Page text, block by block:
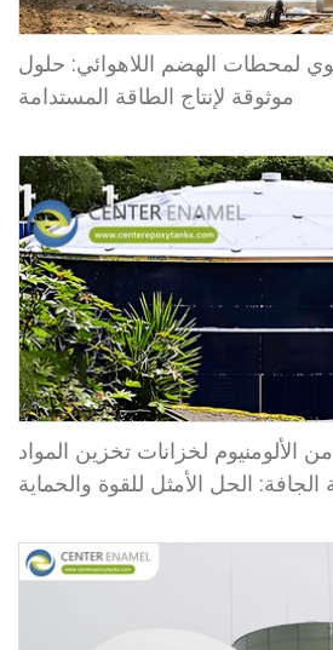
لمحطات الهضم اللاهوائي: حلول
موثوقة لإنتاج الطاقة المستدامة
الألومنيوم لخزانات تخزين المواد
الجافة: الحل الأمثل للقوة والحماية